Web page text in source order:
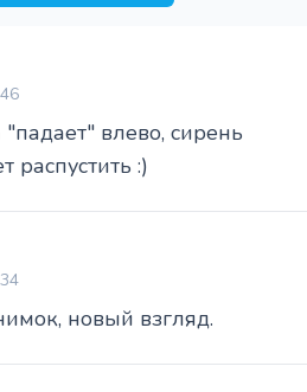
влево, сирень
распустить :)
новый взгляд.